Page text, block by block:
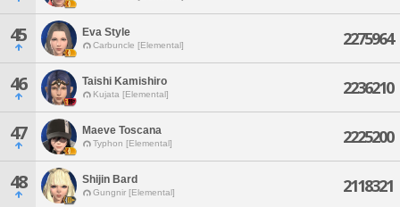
45 Eva Style
Carbuncle [Elemental] 2275964
46 Taishi Kamishiro
Kujata [Elemental] 2236210
47 Maeve Toscana
Typhon [Elemental] 2225200
48 Shijin Bard
Gungnir [Elemental] 2118321